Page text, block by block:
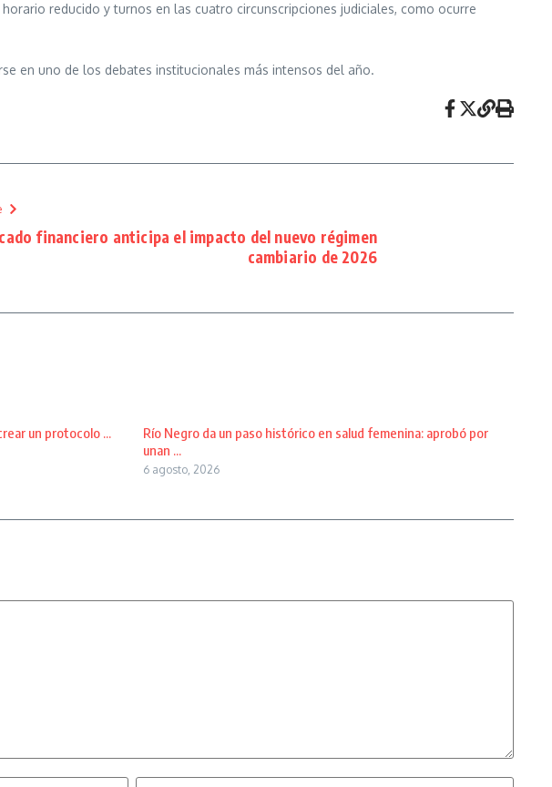
reducido y turnos en las cuatro circunscripciones judiciales, como ocurre
en uno de los debates institucionales más intensos del año.
financiero anticipa el impacto del nuevo régimen
cambiario de 2026
un protocolo ...
Río Negro da un paso histórico en salud femenina: aprobó por
unan ...
6 agosto, 2026